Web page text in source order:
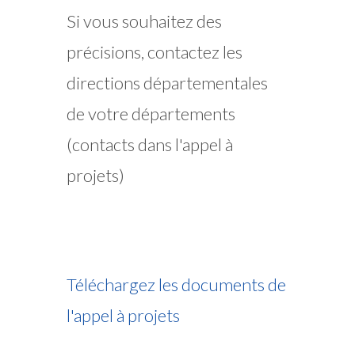
Si vous souhaitez des
précisions, contactez les
directions départementales
de votre départements
(contacts dans l'appel à
projets)
Téléchargez les documents de
l'appel à projets